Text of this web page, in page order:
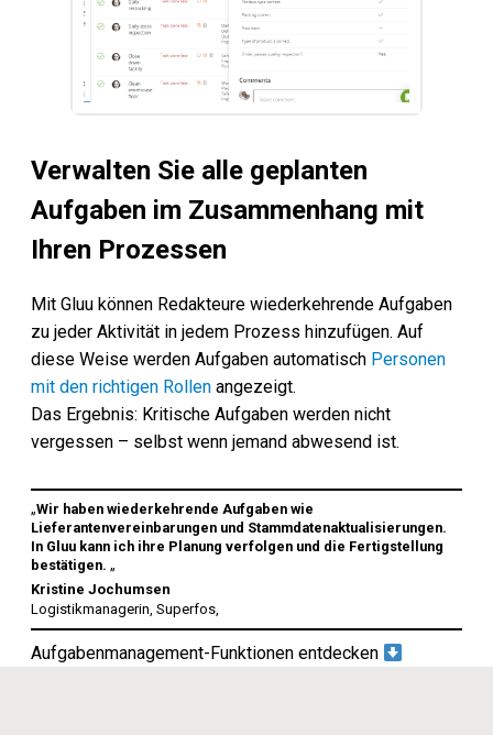
Verwalten Sie alle geplanten
Aufgaben im Zusammenhang mit
Ihren Prozessen
Mit Gluu können Redakteure wiederkehrende Aufgaben
zu jeder Aktivität in jedem Prozess hinzufügen. Auf
diese Weise werden Aufgaben automatisch Personen
mit den richtigen Rollen angezeigt.
Das Ergebnis: Kritische Aufgaben werden nicht
vergessen – selbst wenn jemand abwesend ist.
„Wir haben wiederkehrende Aufgaben wie
Lieferantenvereinbarungen und Stammdatenaktualisierungen.
In Gluu kann ich ihre Planung verfolgen und die Fertigstellung
bestätigen.„
Kristine Jochumsen
Logistikmanagerin, Superfos,
Aufgabenmanagement-Funktionen entdecken